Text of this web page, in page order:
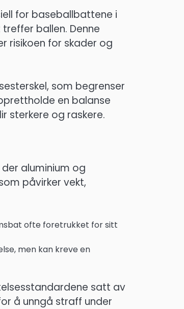
for baseballbattene i
ballen. Denne
risikoen for skader og
som begrenser
en balanse
sterkere og raskere.
aluminium og
påvirker vekt,
ofte foretrukket for sitt
men kan kreve en
satt av
å unngå straff under